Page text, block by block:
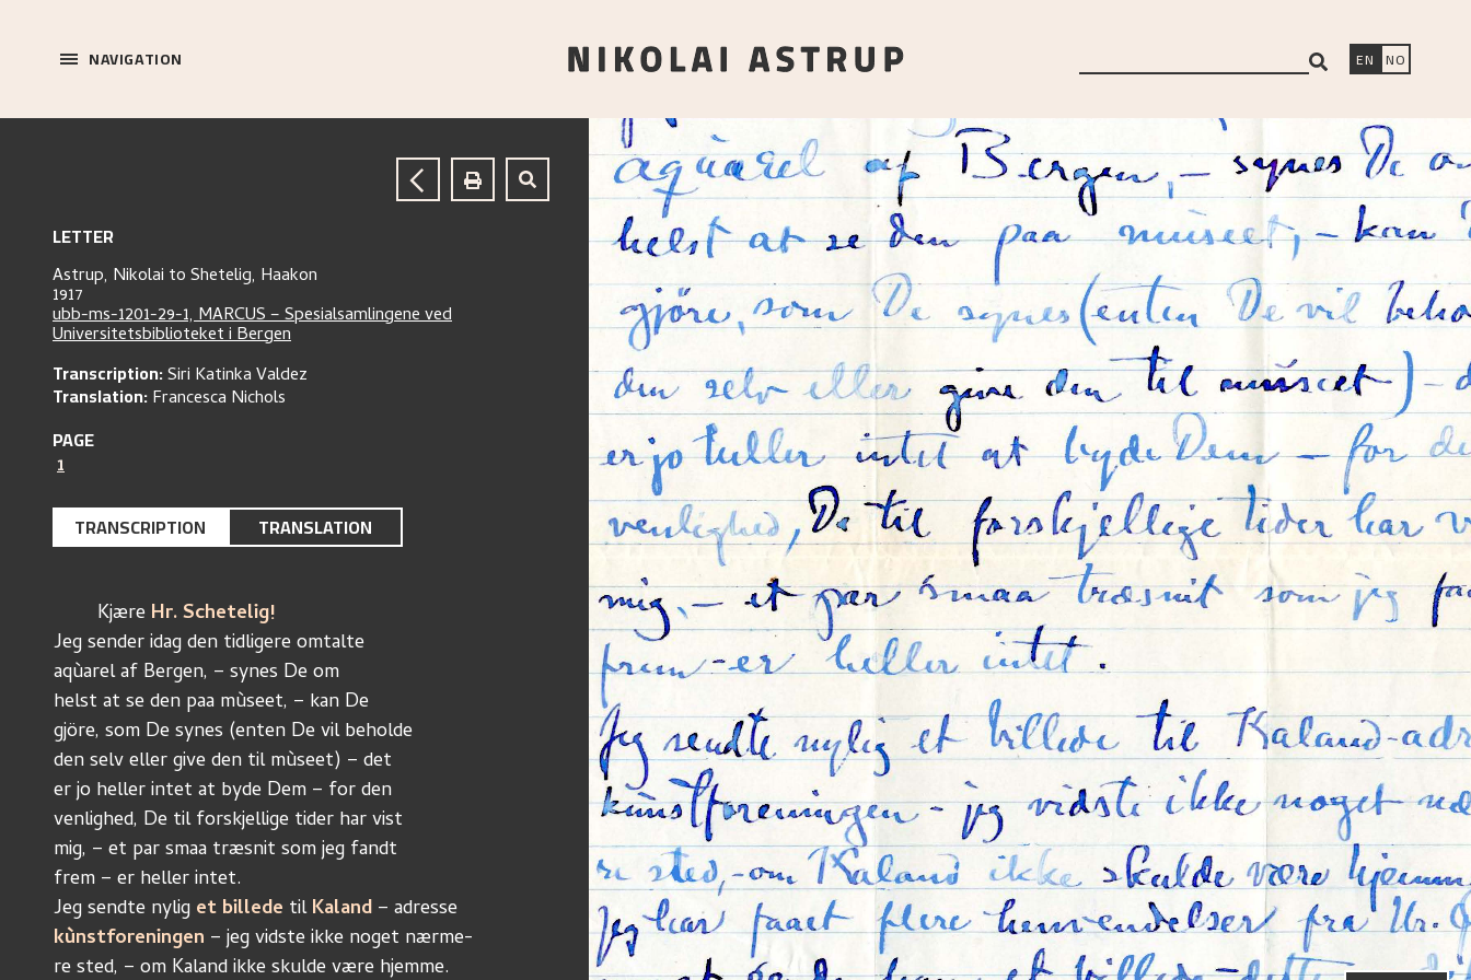
NAVIGATION EN NO
LETTER
Astrup, Nikolai toShetelig, Haakon
1917
ubb-ms-1201-29-1, MARCUS – Spesialsamlingene ved
Universitetsbiblioteket i Bergen
Transcription:Siri Katinka Valdez
Translation:Francesca Nichols
PAGE
1
TRANSCRIPTION TRANSLATION
	Kjære
Hr. Schetelig!
Jeg sender idag den tidligere omtalte
aqùarel af Bergen, – synes De om
helst at se den paa mùseet, – kan De
gjöre, som De synes (enten De vil beholde
den selv eller give den til mùseet) – det
er jo heller intet at byde Dem – for den
venlighed, De til forskjellige tider har vist
mig, – et par smaa træsnit som jeg fandt
frem – er heller intet.
Jeg sendte nylig et billede til Kaland – adresse
kùnstforeningen – jeg vidste ikke noget nærme-
re sted, – om Kaland ikke skulde være hjemme.